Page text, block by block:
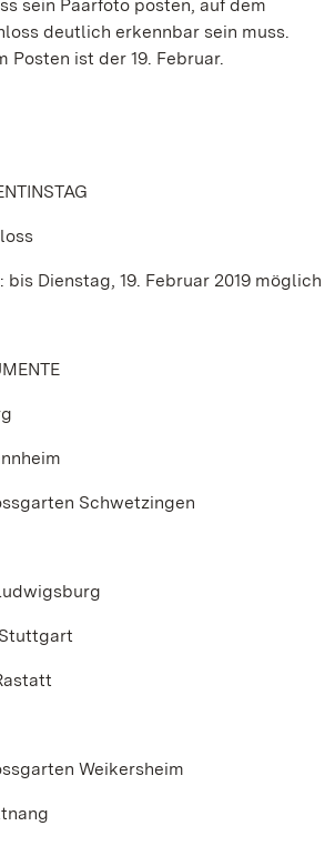
sein Paarfoto posten, auf dem
deutlich erkennbar sein muss.
Posten ist der 19. Februar.
bis Dienstag, 19. Februar 2019 möglich
Schwetzingen
Weikersheim